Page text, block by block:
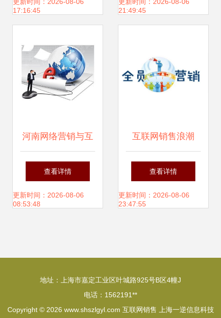
核心引擎
17:16:45
准把握趋势引领行
21:49:45
河南网络营销与互
联网销售系统课程
学习指南
查看详情
更新时间：2026-08-06
08:53:48
互联网销售浪潮
下，企业不可忽视
的三大战略机遇
查看详情
更新时间：2026-08-06
23:47:55
地址：上海市嘉定工业区叶城路925号B区4幢J
电话：1562191**
Copyright © 2026 www.shszlgyl.com 互联网销售 上海一逆信息科技